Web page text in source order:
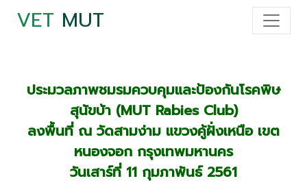
VET MUT
ประมวลภาพชมรมควบคุมและป้องกันโรคพิษ
สุนัขบ้า (MUT Rabies Club)
ลงพื้นที่ ณ วัดสามง่าม แขวงคู้ฝั่งเหนือ เขต
หนองจอก กรุงเทพมหานคร
วันเสาร์ที่ 11 กุมภาพันธ์ 2561